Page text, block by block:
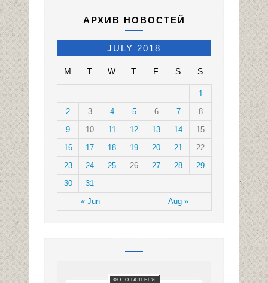
АРХИВ НОВОСТЕЙ
JULY 2018
M T W T F S S
« Jun Aug »
1
2
3 4 5 6 7
8
9
10 11 12 13 14
15
16
17 18 19 20 21
22
23
24 25 26 27 28
29
30
31
ФОТО ГАЛЕРЕЯ